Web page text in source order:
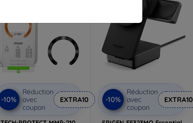
-10%
Réduction
avec
coupon
EXTRA10 -10%
Réduction
avec
coupon
EXTRA10